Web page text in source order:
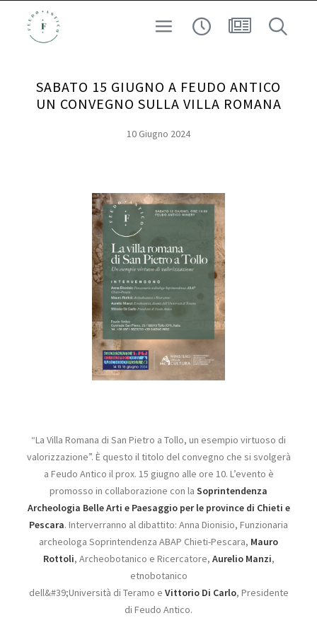
CUSTODI DEL TERRITORIO
ESPERIENZA
ARCHEO-ENOLOGIA
SABATO 15 GIUGNO A FEUDO ANTICO
UN CONVEGNO SULLA VILLA ROMANA
10 Giugno 2024
“La Villa Romana di San Pietro a Tollo, un esempio virtuoso di
valorizzazione”. È questo il titolo del convegno che si svolgerà
a Feudo Antico il prox. 15 giugno alle ore 10. L’evento è
promosso in collaborazione con la Soprintendenza
Archeologia Belle Arti e Paesaggio per le province di Chieti e
Pescara. Interverranno al dibattito: Anna Dionisio, Funzionaria
archeologa Soprintendenza ABAP Chieti-Pescara, Mauro
Rottoli, Archeobotanico e Ricercatore, Aurelio Manzi,
etnobotanico
dell&#39;Università di Teramo e Vittorio Di Carlo, Presidente
di Feudo Antico.